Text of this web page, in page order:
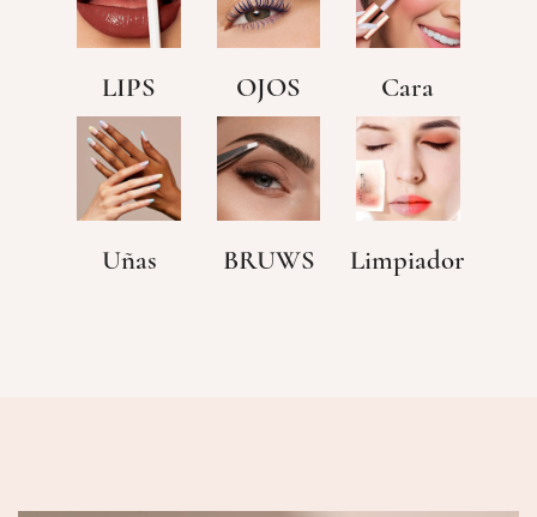
LIPS OJOS Cara
Uñas BRUWS Limpiador